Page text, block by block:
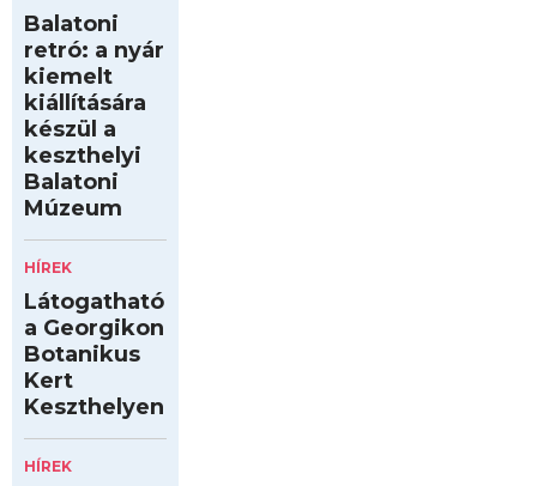
Balatoni
retró: a nyár
kiemelt
kiállítására
készül a
keszthelyi
Balatoni
Múzeum
HÍREK
Látogatható
a Georgikon
Botanikus
Kert
Keszthelyen
HÍREK